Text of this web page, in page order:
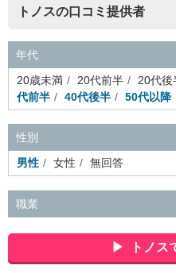
トノスの口コミ提供者
年代
20歳未満
20代前半 20代後
代前半
40代後半 50代以降
性別
男性
女性 無回答
職業
広告・マスコミ
品
アミューズメント・エン
トノス